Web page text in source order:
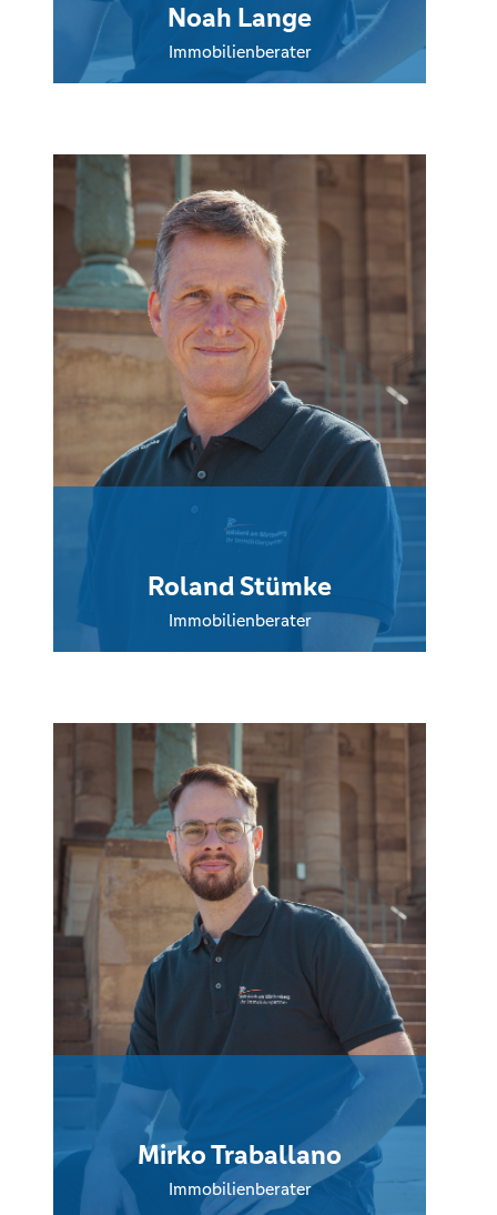
Noah Lange
Immobilienberater
Roland Stümke
Immobilienberater
Mirko Traballano
Immobilienberater